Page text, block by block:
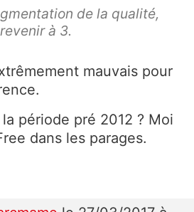
de la qualité,
à 3.
mauvais pour
période pré 2012 ? Moi
dans les parages.